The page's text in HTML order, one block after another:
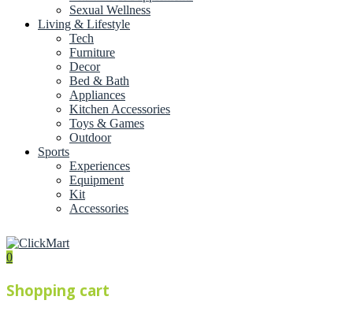
Sexual Wellness
Living & Lifestyle
Tech
Furniture
Decor
Bed & Bath
Appliances
Kitchen Accessories
Toys & Games
Outdoor
Sports
Experiences
Equipment
Kit
Accessories
0
Shopping cart